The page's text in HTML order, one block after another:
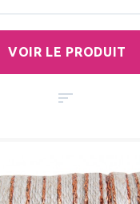
VOIR LE PRODUIT